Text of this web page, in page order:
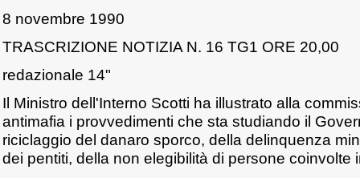
8 novembre 1990
TRASCRIZIONE NOTIZIA N. 16 TG1 ORE 20,00
redazionale 14"
Il Ministro dell'Interno Scotti ha illustrato alla
antimafia i provvedimenti che sta studiando il
riciclaggio del danaro sporco, della delinquenza
dei pentiti, della non elegibilità di persone coinvolte